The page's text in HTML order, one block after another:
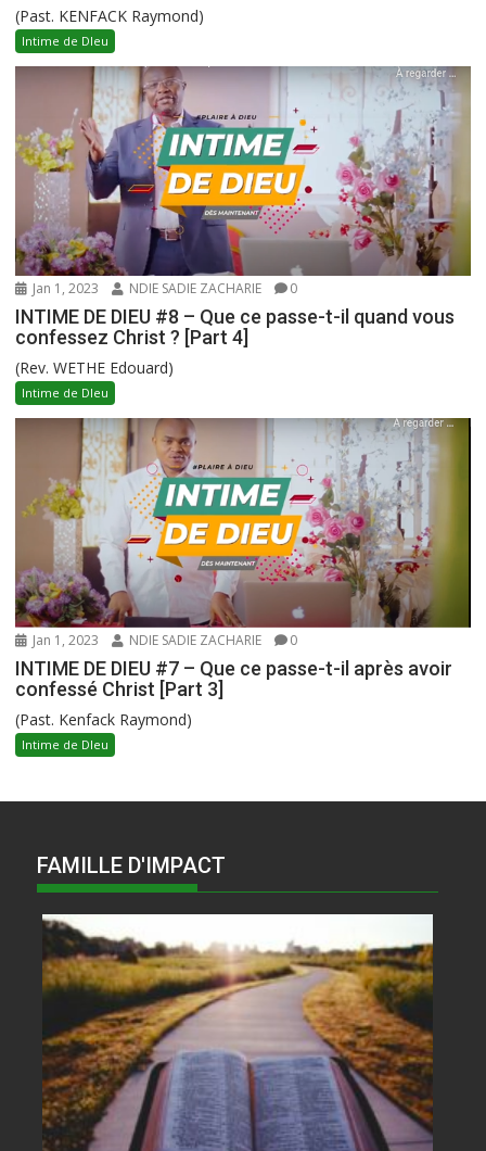
(Past. KENFACK Raymond)
Intime de DIeu
Jan 1, 2023 NDIE SADIE ZACHARIE 0
INTIME DE DIEU #8 – Que ce passe-t-il quand vous
confessez Christ ? [Part 4]
(Rev. WETHE Edouard)
Intime de DIeu
Jan 1, 2023 NDIE SADIE ZACHARIE 0
INTIME DE DIEU #7 – Que ce passe-t-il après avoir
confessé Christ [Part 3]
(Past. Kenfack Raymond)
Intime de DIeu
FAMILLE D'IMPACT